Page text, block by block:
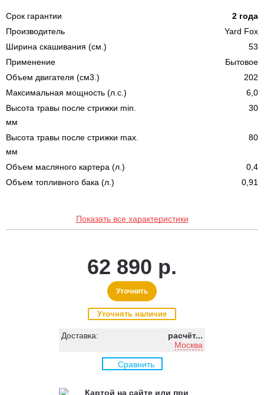
Срок гарантии
2 года
Производитель
Yard Fox
Ширина скашивания (см.)
53
Применение
Бытовое
Объем двигателя (см3.)
202
Максимальная мощность (л.с.)
6,0
Высота травы после стрижки min.
мм
30
Высота травы после стрижки max.
мм
80
Объем масляного картера (л.)
0,4
Объем топливного бака (л.)
0,91
Показать все характеристики
62 890 р.
Уточнить
Уточнять наличие
Доставка:
расчёт...
Москва
Сравнить